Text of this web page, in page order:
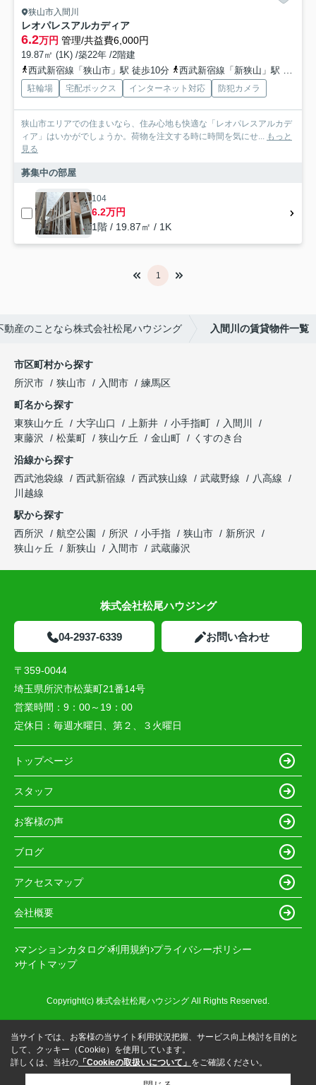
狭山市入間川
レオパレスアルカディア
6.2万円 管理/共益費6,000円
19.87㎡ (1K) /築22年 /2階建
西武新宿線「狭山市」駅 徒歩10分
西武新宿線「新狭山」駅 徒歩33分
駐輪場 宅配ボックス インターネット対応 防犯カメラ
狭山市エリアでの住まいなら、住み心地も快適な「レオパレスアルカデ
ィア」はいかがでしょうか。荷物を注文する時に時間を気にせ... もっと
見る
募集中の部屋
104
6.2万円
1階 / 19.87㎡ / 1K
1
動産のことなら株式会社松尾ハウジング 入間川の賃貸物件一覧
市区町村から探す
所沢市
狭山市 入間市
練馬区
町名から探す
東狭山ケ丘
大字山口 上新井 小手指町
入間川
東藤沢
松葉町 狭山ケ丘 金山町
くすのき台
沿線から探す
西武池袋線
西武新宿線 西武狭山線 武蔵野線
八高線
川越線
駅から探す
西所沢
航空公園 所沢 小手指 狭山市
新所沢
狭山ヶ丘
新狭山 入間市 武蔵藤沢
株式会社松尾ハウジング
04-2937-6339 お問い合わせ
〒359-0044
埼玉県所沢市松葉町21番14号
営業時間： 9：00～19：00
定休日： 毎週水曜日、第２、３火曜日
トップページ
スタッフ
お客様の声
ブログ
アクセスマップ
会社概要
マンションカタログ 利用規約 プライバシーポリシー
サイトマップ
Copyright(c) 株式会社松尾ハウジング All Rights Reserved.
当サイトでは、お客様の当サイト利用状況把握、サービス向上検討を目的と
して、クッキー（Cookie）を使用しています。
詳しくは、当社の 「Cookieの取扱いについて」 をご確認ください。